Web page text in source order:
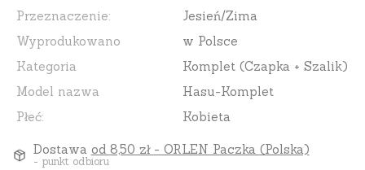
Przeznaczenie:
Jesień/Zima
Wyprodukowano
w Polsce
Kategoria
Komplet (Czapka + Szalik)
Model nazwa
Hasu-Komplet
Płeć:
Kobieta
Dostawa od 8,50 zł - ORLEN Paczka (Polska)
- punkt odbioru